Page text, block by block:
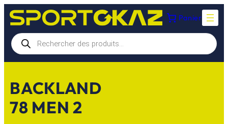
Aller
au
contenu
Panier
Recherche
de
produits
BACKLAND
78 MEN 2